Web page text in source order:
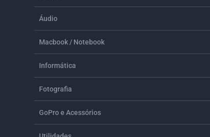
Áudio
Macbook / Notebook
Informática
Fotografia
GoPro e Acessórios